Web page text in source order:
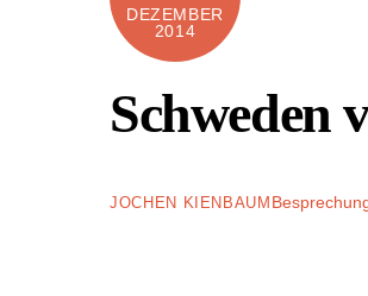
DEZEMBER
2014
Schweden
JOCHEN KIENBAUM